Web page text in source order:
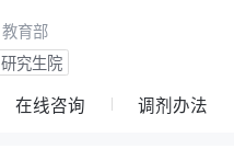
教育部
研究生院
在线咨询 调剂办法